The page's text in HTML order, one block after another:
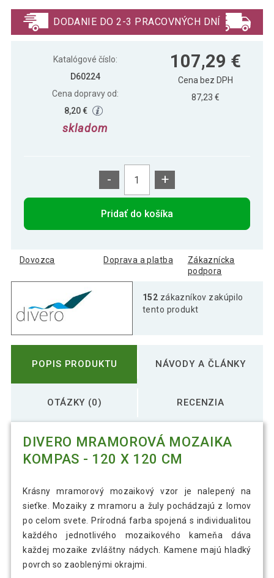
120 cm
obklady 120 x 120 cm
107,29 €
DODANIE DO 2-3 PRACOVNÝCH DNÍ
Katalógové číslo:
D60224
Cena dopravy od:
8,20 €
skladom
107,29 €
Cena bez DPH
87,23 €
- +
Pridať do košíka
Dovozca Doprava a platba
Zákaznícka
podpora
152 zákazníkov zakúpilo
tento produkt
POPIS PRODUKTU NÁVODY A ČLÁNKY
OTÁZKY (0) RECENZIA
DIVERO MRAMOROVÁ MOZAIKA
KOMPAS - 120 X 120 CM
Krásny mramorový mozaikový vzor je nalepený na
sieťke. Mozaiky z mramoru a žuly pochádzajú z lomov
po celom svete. Prírodná farba spojená s individualitou
každého jednotlivého mozaikového kameňa dáva
každej mozaike zvláštny nádych. Kamene majú hladký
povrch so zaoblenými okrajmi.